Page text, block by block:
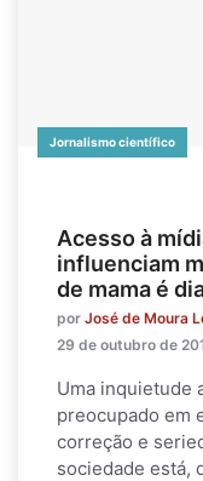
Jornalismo científico
Acesso à
influenciam
de mama é
por José de Moura
29 de outubro de
Uma inquietude
preocupado em
correção e
sociedade está,